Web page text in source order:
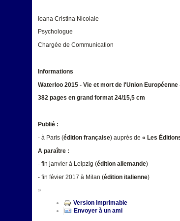
Ioana Cristina Nicolaie
Psychologue
Chargée de Communication
Informations
Waterloo 2015 - Vie et mort de l'Union
382 pages en grand format 24/15,5 cm
Publié :
- à Paris (édition française) auprès de « Les
A paraître :
- fin janvier à Leipzig (édition allemande)
- fin févier 2017 à Milan (édition italienne)
»
Version imprimable
Envoyer à un ami